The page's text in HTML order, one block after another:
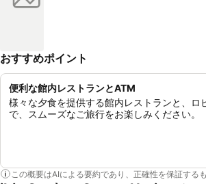
おすすめポイント
便利な館内レストランとATM
様々な夕食を提供する館内レストランと、ロ
で、スムーズなご旅行をお楽しみください。
この概要はAIによる要約であり、正確性を保証する